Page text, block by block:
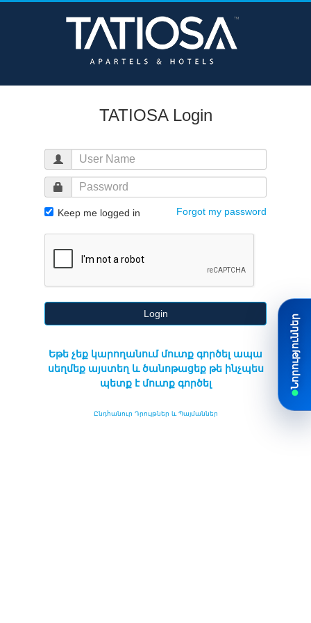
TATIOSA Login
Keep me logged in Forgot my password
Login
Եթե չեք կարողանում մուտք գործել ապա
սեղմեք այստեղ և ծանոթացեք թե ինչպես
պետք է մուտք գործել
Ընդհանուր Դրույթներ և Պայմաններ